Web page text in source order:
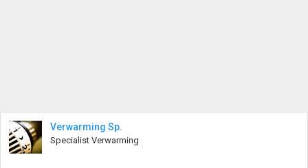
Verwarming Sp.
Specialist Verwarming